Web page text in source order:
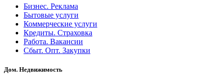
Бизнес. Реклама
Бытовые услуги
Коммерческие услуги
Кредиты. Страховка
Работа. Вакансии
Сбыт. Опт. Закупки
Дом. Недвижимость